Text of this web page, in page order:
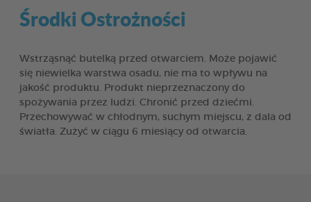
Środki Ostrożności
Wstrząsnąć butelką przed otwarciem. Może pojawić
się niewielka warstwa osadu, nie ma to wpływu na
jakość produktu. Produkt nieprzeznaczony do
spożywania przez ludzi. Chronić przed dziećmi.
Przechowywać w chłodnym, suchym miejscu, z dala od
światła. Zużyć w ciągu 6 miesiący od otwarcia.